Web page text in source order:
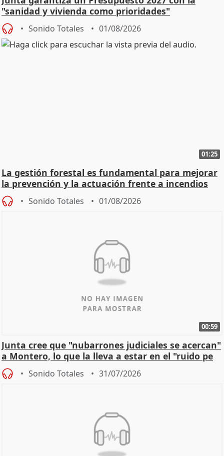
"sanidad y vivienda como prioridades"
Sonido Totales 01/08/2026
01:25
La gestión forestal es fundamental para mejorar
la prevención y la actuación frente a incendios
Sonido Totales 01/08/2026
00:59
Junta cree que "nubarrones judiciales se acercan"
a Montero, lo que la lleva a estar en el "ruido pe
Sonido Totales 31/07/2026